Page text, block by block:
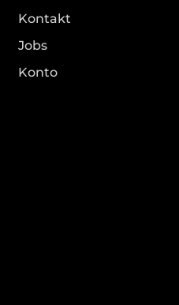
Kontakt
Jobs
Konto